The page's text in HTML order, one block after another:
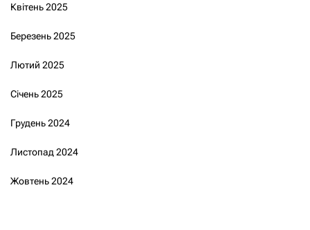
Квітень 2025
Березень 2025
Лютий 2025
Січень 2025
Грудень 2024
Листопад 2024
Жовтень 2024